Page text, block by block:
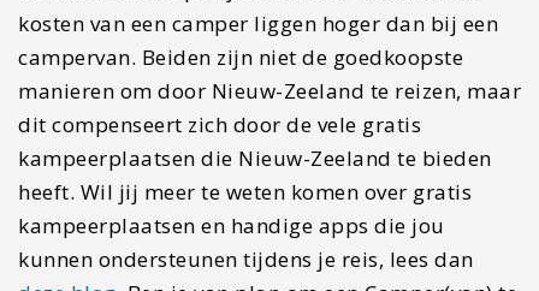
deze blog. Ben je van plan om een Camper(van) te
huren?Spaceshipen Juicy zijn wel bekende en
betrouwbare verhuurbedrijven.
Voordelen
Enorm veel vrijheid.
Overnachten is vaak gratis.
Je kan koken op de meest mooie plaatsen en